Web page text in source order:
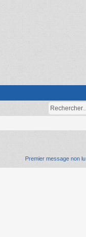
Premier message non lu